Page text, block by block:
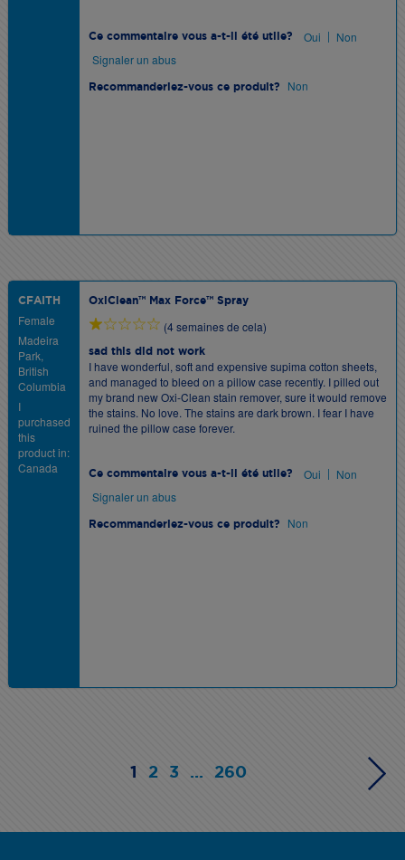
Ce commentaire vous a-t-il été utile? Oui | Non
Signaler un abus
Recommanderiez-vous ce produit? Non
CFAITH
Female
Madeira
Park,
British
Columbia
I
purchased
this
product in:
Canada
OxiClean™ Max Force™ Spray
(4 semaines de cela)
sad this did not work
I have wonderful, soft and expensive supima cotton sheets,
and managed to bleed on a pillow case recently. I pilled out
my brand new Oxi-Clean stain remover, sure it would remove
the stains. No love. The stains are dark brown. I fear I have
ruined the pillow case forever.
Ce commentaire vous a-t-il été utile? Oui | Non
Signaler un abus
Recommanderiez-vous ce produit? Non
1 2 3 ... 260